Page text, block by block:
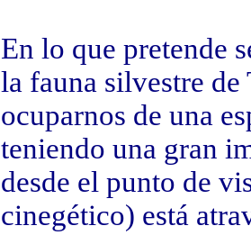
En lo que pretende
la fauna silvestre de
ocuparnos de una
teniendo una gran
desde el punto de
cinegético) está